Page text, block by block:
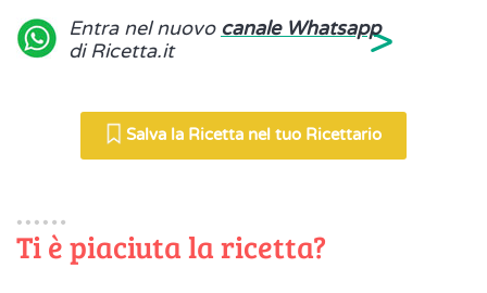
Entra nel nuovo canale Whatsapp
di Ricetta.it
>
Salva la Ricetta nel tuo Ricettario
Ti è piaciuta la ricetta?